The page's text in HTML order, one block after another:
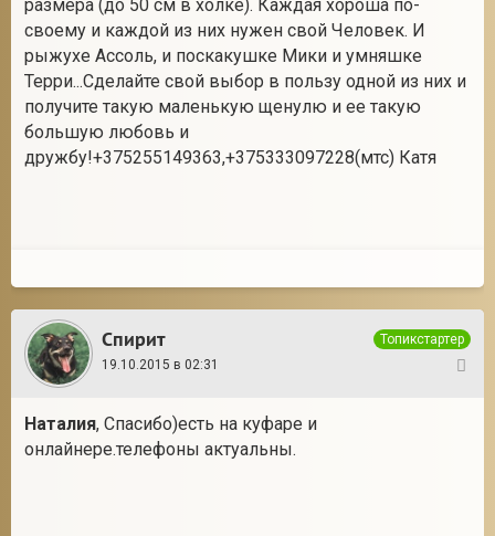
размера (до 50 см в холке). Каждая хороша по-
своему и каждой из них нужен свой Человек. И
рыжухе Ассоль, и поскакушке Мики и умняшке
Терри...Сделайте свой выбор в пользу одной из них и
получите такую маленькую щенулю и ее такую
большую любовь и
дружбу!+375255149363,+375333097228(мтс) Катя
Спирит
Топикстартер
19.10.2015 в 02:31
Наталия, Спасибо)есть на куфаре и
онлайнере.телефоны актуальны.